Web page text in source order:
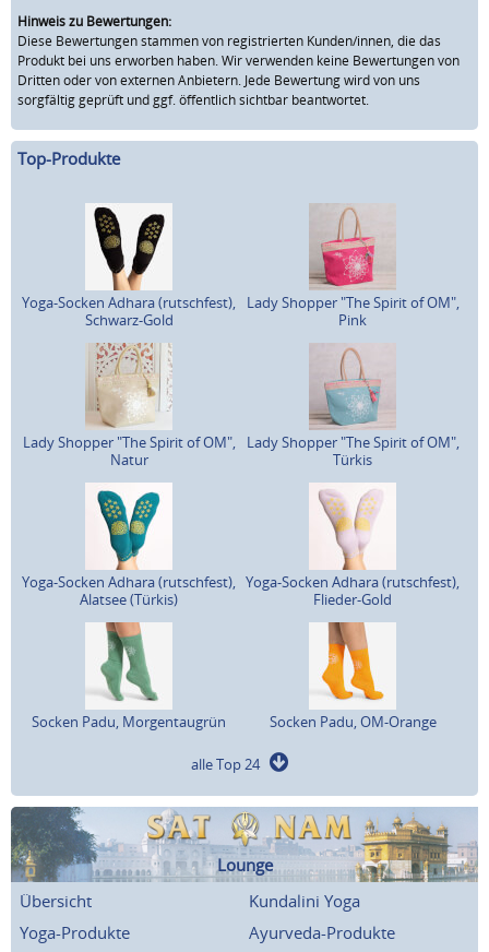
Hinweis zu Bewertungen:
Diese Bewertungen stammen von registrierten Kunden/innen, die das
Produkt bei uns erworben haben. Wir verwenden keine Bewertungen von
Dritten oder von externen Anbietern. Jede Bewertung wird von uns
sorgfältig geprüft und ggf. öffentlich sichtbar beantwortet.
Top-Produkte
Yoga-Socken Adhara (rutschfest),
Schwarz-Gold
Lady Shopper "The Spirit of OM",
Pink
Lady Shopper "The Spirit of OM",
Natur
Lady Shopper "The Spirit of OM",
Türkis
Yoga-Socken Adhara (rutschfest),
Alatsee (Türkis)
Yoga-Socken Adhara (rutschfest),
Flieder-Gold
Socken Padu, Morgentaugrün Socken Padu, OM-Orange
alle Top 24
Lounge
Übersicht
Kundalini Yoga
Yoga-Produkte
Ayurveda-Produkte